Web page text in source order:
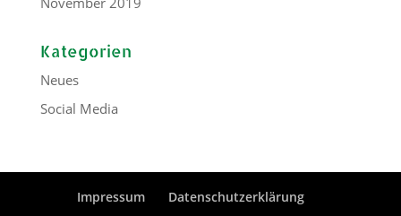
Kategorien
Neues
Social Media
Impressum Datenschutzerklärung